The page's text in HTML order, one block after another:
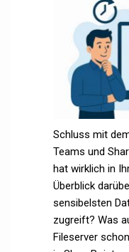
Schluss mit
Teams und
hat wirklich in
Überblick
sensibelsten
zugreift? Was
Fileserver